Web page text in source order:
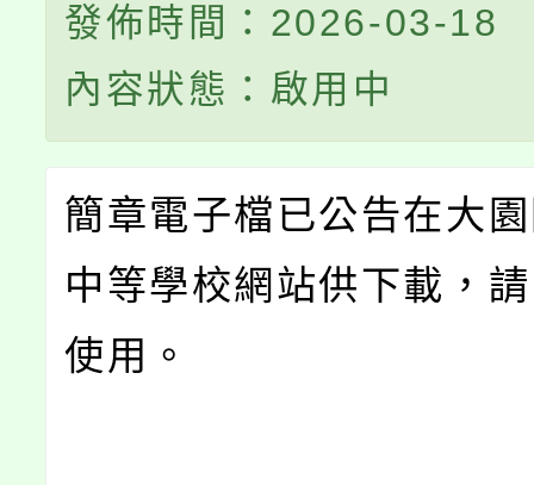
發佈時間：2026-03-18
內容狀態：啟用中
簡章電子檔已公告在大
中等學校網站供下載，
使用。